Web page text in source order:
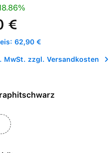
€
62,90 €
MwSt. zzgl. Versandkosten
- Graphitschwarz